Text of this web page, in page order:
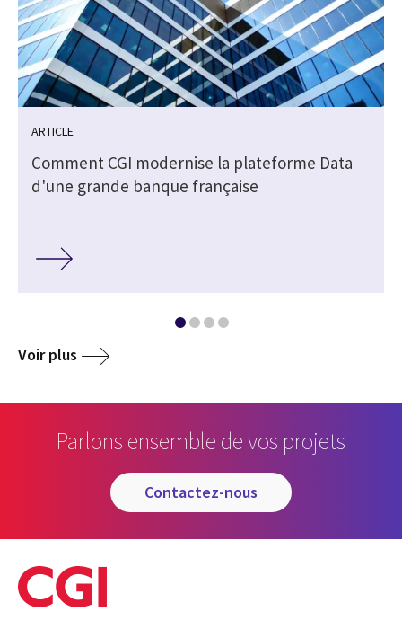
ARTICLE
Comment CGI modernise la plateforme Data
d'une grande banque française
Voir plus
Parlons ensemble de vos projets
contactez-nous